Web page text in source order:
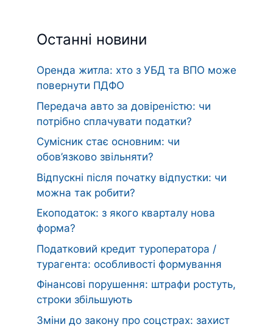
Останні новини
Оренда житла: хто з УБД та ВПО може
повернути ПДФО
Передача авто за довіреністю: чи
потрібно сплачувати податки?
Сумісник стає основним: чи
обов’язково звільняти?
Відпускні після початку відпустки: чи
можна так робити?
Екоподаток: з якого кварталу нова
форма?
Податковий кредит туроператора /
турагента: особливості формування
Фінансові порушення: штрафи ростуть,
строки збільшують
Зміни до закону про соцстрах: захист